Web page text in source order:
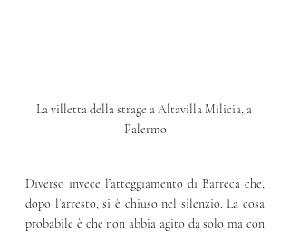
La villetta della strage a Altavilla Milicia, a
Palermo
Diverso invece l’atteggiamento di Barreca che,
dopo l’arresto, si è chiuso nel silenzio. La cosa
probabile è che non abbia agito da solo ma con